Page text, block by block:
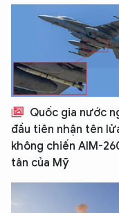
Quốc gia nước
đầu tiên nhận tên
không chiến AIM-
tân của Mỹ
Hãy hỏi tôi
An Ninh